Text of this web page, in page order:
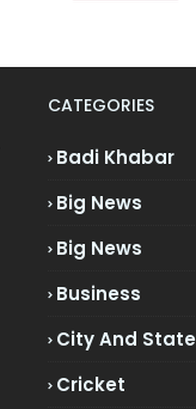
CATEGORIES
Badi Khabar
Big News
Big News
Business
City And State
Cricket